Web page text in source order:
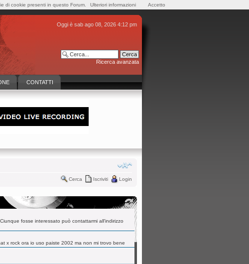
Oggi è sab ago 08, 2026 4:12 pm
Ricerca avanzata
CONTATTI
Cerca Iscriviti Login
fosse interessato può contattarmi all'indirizzo
x rock ora io uso paiste 2002 ma non mi trovo bene
di cookie presenti in questo Forum. Ulteriori informazioni Accetto